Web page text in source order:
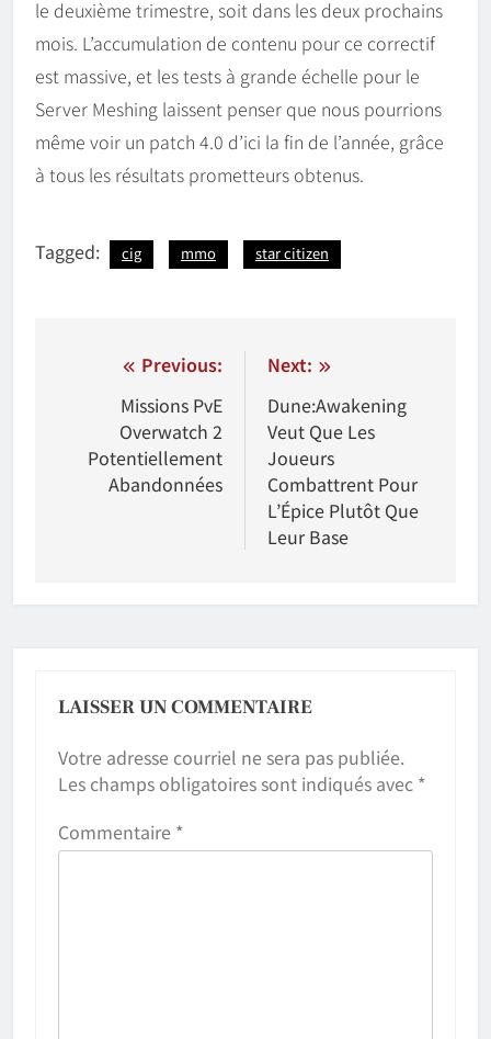
le deuxième trimestre, soit dans les deux prochains
mois. L’accumulation de contenu pour ce correctif
est massive, et les tests à grande échelle pour le
Server Meshing laissent penser que nous pourrions
même voir un patch 4.0 d’ici la fin de l’année, grâce
à tous les résultats prometteurs obtenus.
Tagged: cig mmo star citizen
Navigation
l'article
Previous:
Missions PvE
Overwatch 2
Potentiellement
Abandonnées
Next:
Dune:Awakening
Veut Que Les
Joueurs
Combattrent Pour
L’Épice Plutôt Que
Leur Base
LAISSER UN COMMENTAIRE
Votre adresse courriel ne sera pas publiée.
Les champs obligatoires sont indiqués avec *
Commentaire *